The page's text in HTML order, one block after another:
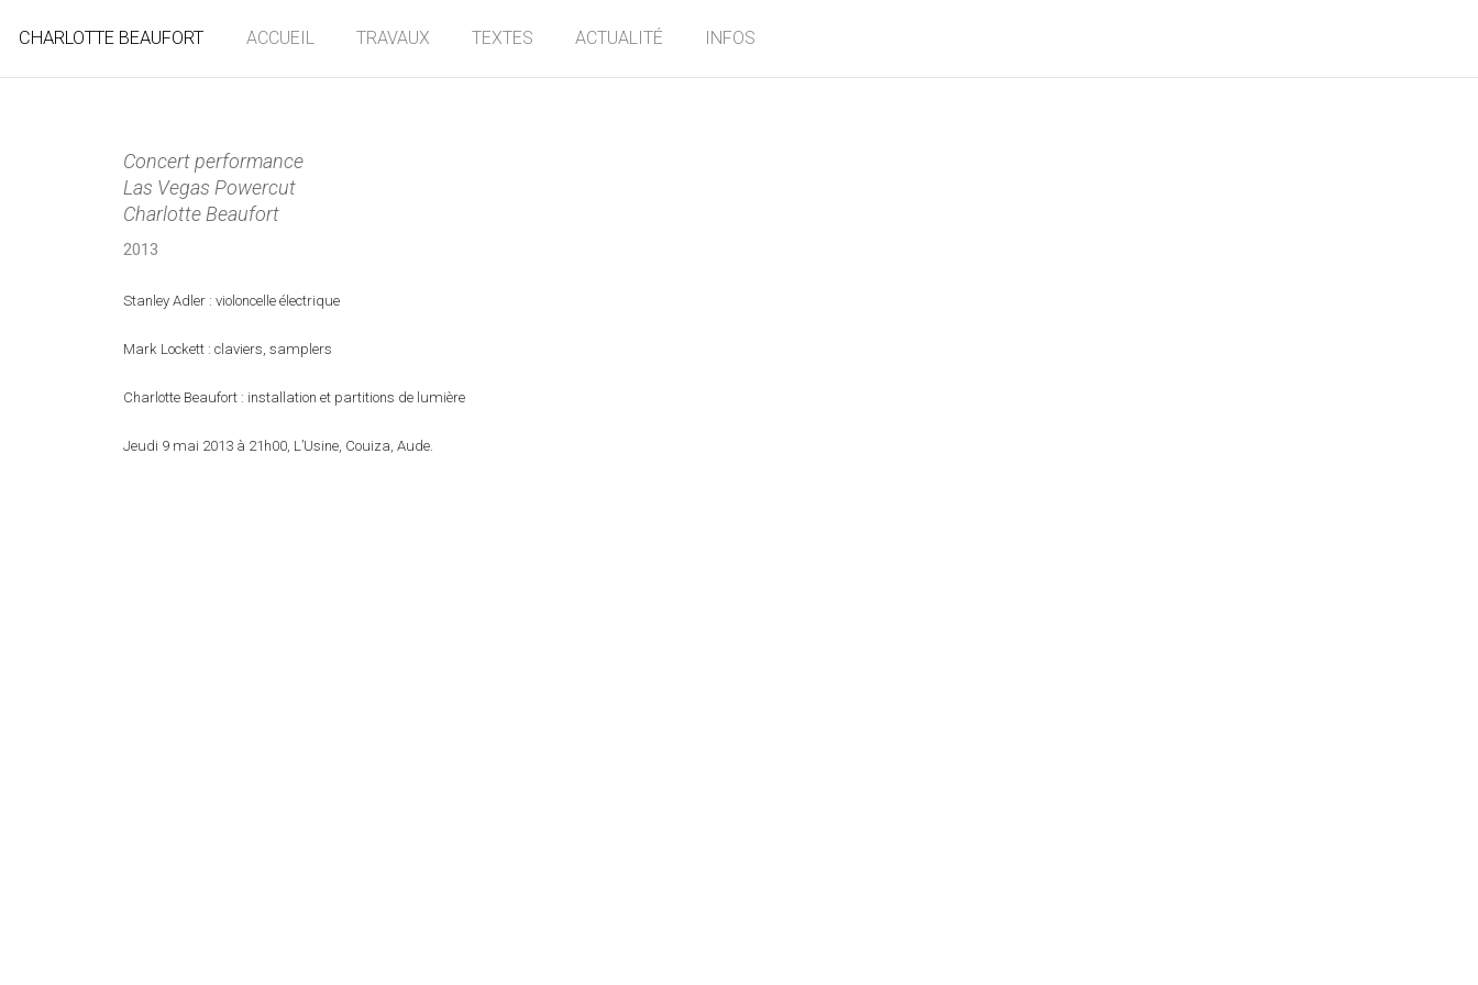
CHARLOTTE BEAUFORT ACCUEIL TRAVAUX TEXTES ACTUALITÉ INFOS
Concert performance
Las Vegas Powercut
Charlotte Beaufort
2013
Stanley Adler : violoncelle électrique
Mark Lockett : claviers, samplers
Charlotte Beaufort : installation et partitions de lumière
Jeudi 9 mai 2013 à 21h00, L’Usine, Couiza, Aude.